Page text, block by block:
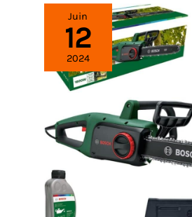
Juin
12
2024